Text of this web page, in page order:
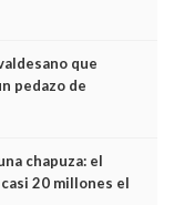
últimos minutos
que
pedazo de
chapuza: el
20 millones el